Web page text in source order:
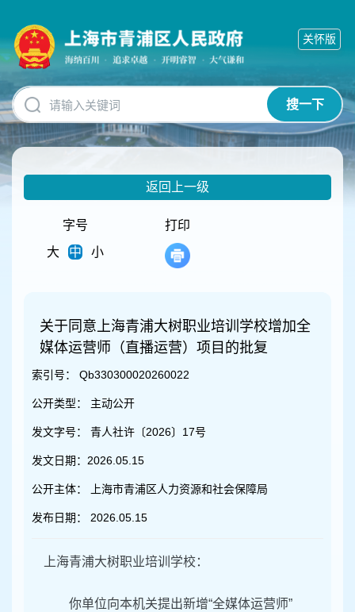
碍
操
明
跳
转
到
网
搜一下
关怀版
返回上一级
字号
大
中 小
打印
关于同意上海青浦大树职业培训学校增加全
媒体运营师（直播运营）项目的批复
索引号： Qb330300020260022
公开类型： 主动公开
发文字号： 青人社许〔2026〕17号
发文日期： 2026.05.15
公开主体： 上海市青浦区人力资源和社会保障局
发布日期： 2026.05.15
上海青浦大树职业培训学校：
你单位向本机关提出新增“全媒体运营师”